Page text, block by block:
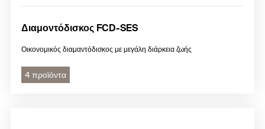
Διαμοντόδισκος FCD-SES
Οικονομικός διαμαντόδισκος με μεγάλη διάρκεια ζωής
4 προϊόντα